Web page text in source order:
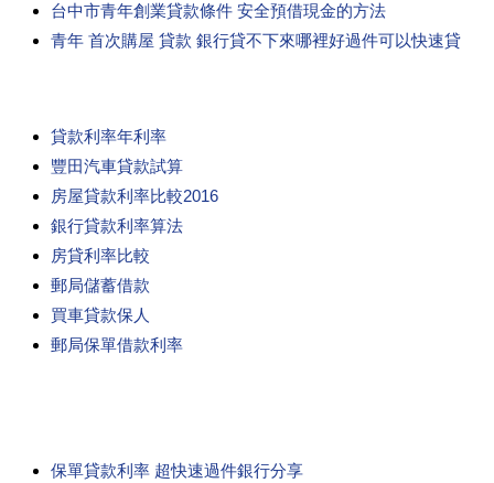
台中市青年創業貸款條件 安全預借現金的方法
青年 首次購屋 貸款 銀行貸不下來哪裡好過件可以快速貸
貸款利率年利率
豐田汽車貸款試算
房屋貸款利率比較2016
銀行貸款利率算法
房貸利率比較
郵局儲蓄借款
買車貸款保人
郵局保單借款利率
保單貸款利率 超快速過件銀行分享